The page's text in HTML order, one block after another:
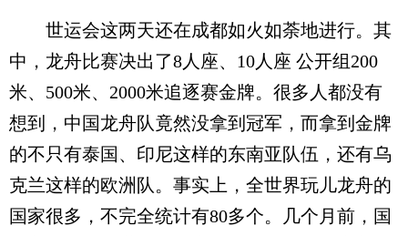
世运会这两天还在成都如火如荼地进行。其
中，龙舟比赛决出了8人座、10人座 公开组200
米、500米、2000米追逐赛金牌。很多人都没有
想到，中国龙舟队竟然没拿到冠军，而拿到金牌
的不只有泰国、印尼这样的东南亚队伍，还有乌
克兰这样的欧洲队。事实上，全世界玩儿龙舟的
国家很多，不完全统计有80多个。几个月前，国